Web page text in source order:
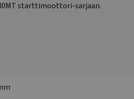
starttimoottori-sarjaan.